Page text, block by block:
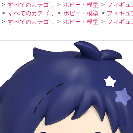
すべてのカテゴリ ホビー・模型
フィギュ
すべてのカテゴリ ホビー・模型 フィギュ
すべてのカテゴリ ホビー・模型 フィギュ